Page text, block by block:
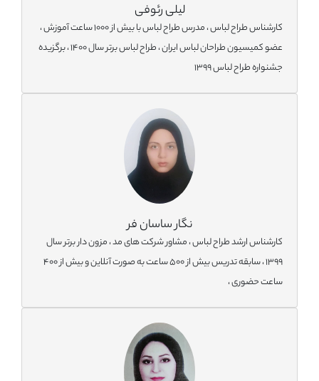
لیلی رئوفی
کارشناس طراح لباس ، مدرس طراح لباس با بیش از 1000 ساعت آموزش ،
عضو کمیسیون طراحان لباس ایران ، طراح لباس برتر سال 1400 ، برگزیده
جشنواره طراح لباس 1399
نگار ساسان فر
کارشناس ارشد طراح لباس ، مشاور شرکت های مد ، مزون دار برتر سال
1399 ، سابقه تدریس بیش از 500 ساعت به صورت آنلاین و بیش از 400
ساعت حضوری ،